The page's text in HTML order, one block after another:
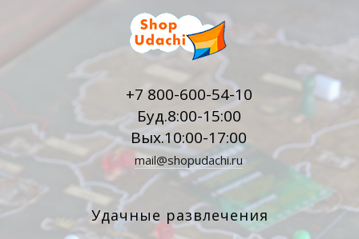
+7 800-600-54-10
Буд.8:00-15:00
Вых.10:00-17:00
mail@shopudachi.ru
Удачные развлечения